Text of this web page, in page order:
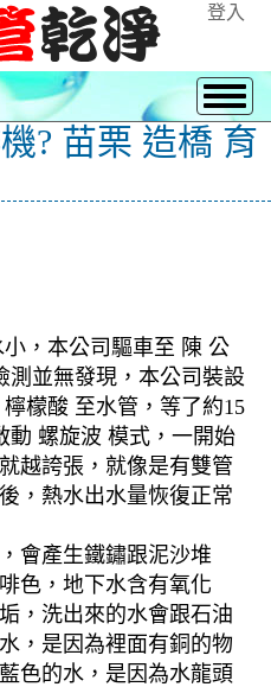
登入
? 苗栗 造橋 育
，本公司驅車至 陳 公
測並無發現，本公司裝設
檬酸 至水管，等了約15
動 螺旋波 模式，一開始
越誇張，就像是有雙管
，熱水出水量恢復正常
會產生鐵鏽跟泥沙堆
色，地下水含有氧化
，洗出來的水會跟石油
，是因為裡面有銅的物
色的水，是因為水龍頭